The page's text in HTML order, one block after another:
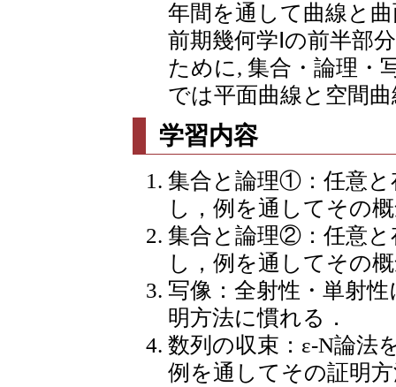
年間を通して曲線と
前期幾何学Ⅰの前半部
ために, 集合・論理・
では平面曲線と空間
学習内容
集合と論理①：任意
し，例を通してその
集合と論理②：任意
し，例を通してその
写像：全射性・単射
明方法に慣れる．
数列の収束：ε-N論法
例を通してその証明